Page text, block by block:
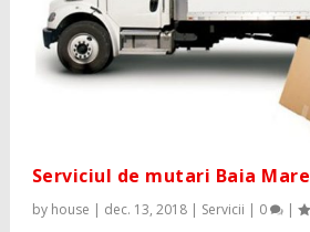
Serviciul de mutari Baia Mare
by house | dec. 13, 2018| Servicii | 0 |